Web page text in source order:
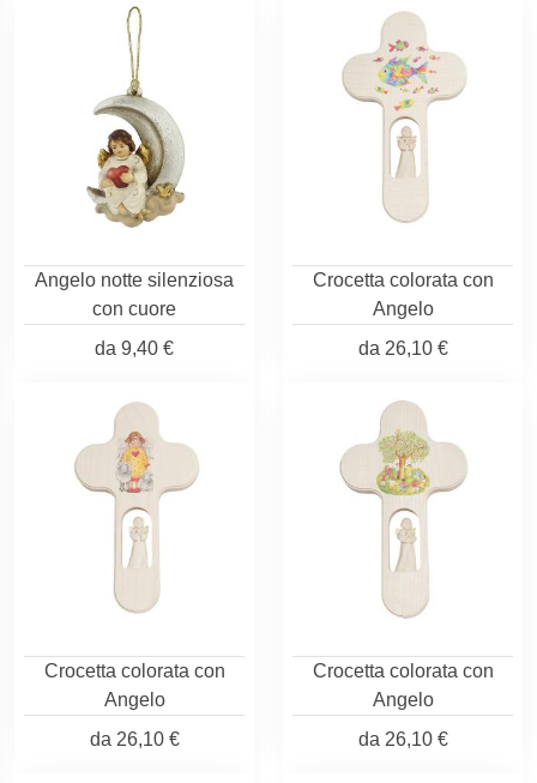
Angelo notte silenziosa
con cuore
da 9,40 €
Crocetta colorata con
Angelo
da 26,10 €
Crocetta colorata con
Angelo
da 26,10 €
Crocetta colorata con
Angelo
da 26,10 €